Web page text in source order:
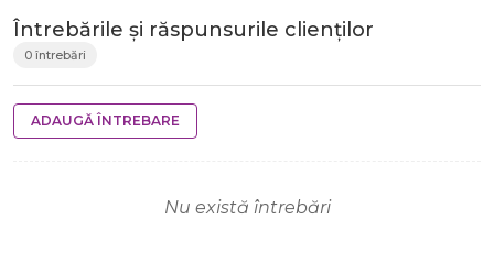
Întrebările și răspunsurile clienților
0 întrebări
ADAUGĂ ÎNTREBARE
Nu există întrebări